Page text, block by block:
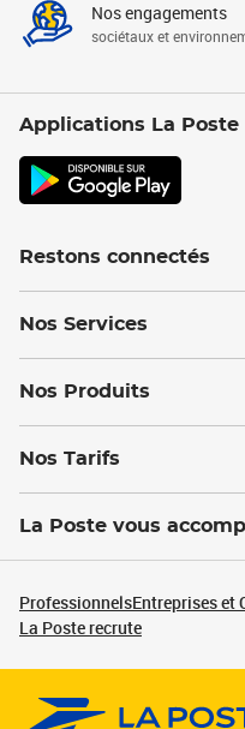
Nos engagements
sociétaux et
Applications La Poste
Restons connectés
Nos Services
Nos Produits
Nos Tarifs
La Poste vous
ProfessionnelsEntreprises et
La Poste recrute